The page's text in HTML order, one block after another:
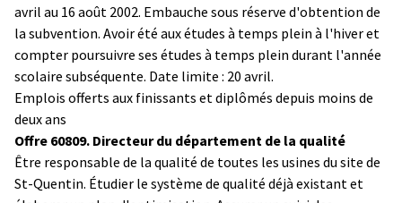
avril au 16 août 2002. Embauche sous réserve d'obtention de
la subvention. Avoir été aux études à temps plein à l'hiver et
compter poursuivre ses études à temps plein durant l'année
scolaire subséquente. Date limite : 20 avril.
Emplois offerts aux finissants et diplômés depuis moins de
deux ans
Offre 60809. Directeur du département de la qualité
Être responsable de la qualité de toutes les usines du site de
St-Quentin. Étudier le système de qualité déjà existant et